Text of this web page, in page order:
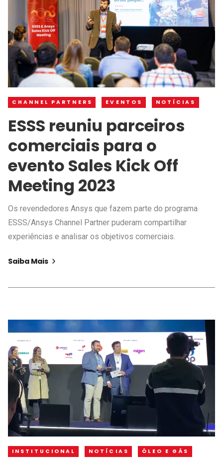
CHANNEL PARTNERS EVENTOS NOTÍCIAS
ESSS reuniu parceiros
comerciais para o
evento Sales Kick Off
Meeting 2023
Os revendedores Ansys que fazem parte do programa
ESSS/Ansys Channel Partner puderam compartilhar
experiências e analisar os objetivos comerciais.
Saiba Mais
INSTITUCIONAL NOTÍCIAS ÓLEO E GÁS